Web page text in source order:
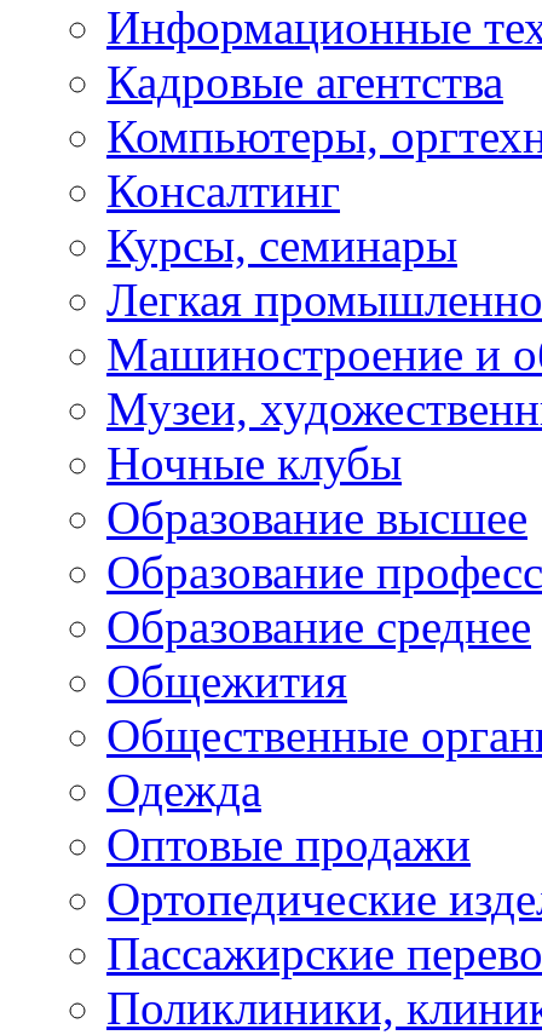
Информационные
Кадровые агентства
Компьютеры,
Консалтинг
Курсы, семинары
Легкая
Машиностроение и
Музеи,
Ночные клубы
Образование высшее
Образование
Образование среднее
Общежития
Общественные
Одежда
Оптовые продажи
Ортопедические
Пассажирские
Поликлиники,